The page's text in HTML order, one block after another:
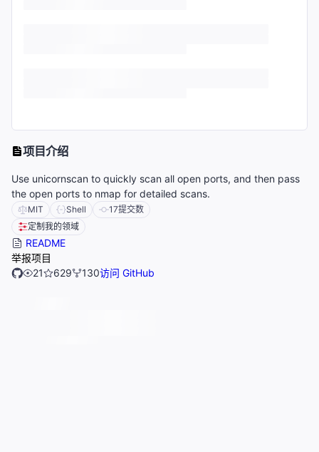
项目介绍
Use unicornscan to quickly scan all open ports, and then pass
the open ports to nmap for detailed scans.
MIT Shell 17提交数
定制我的领域
README
举报项目
21
629 130访问 GitHub